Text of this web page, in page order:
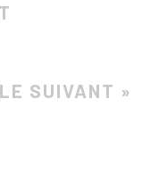
SUIVANT »